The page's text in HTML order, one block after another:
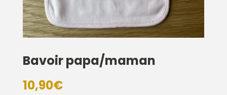
Bavoir papa/maman
10,90€